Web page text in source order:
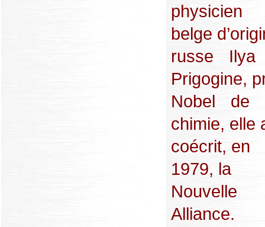
physicien
belge
russe Ilya
Prigogine,
Nobel de
chimie, elle
coécrit, en
1979, la
Nouvelle
Alliance.